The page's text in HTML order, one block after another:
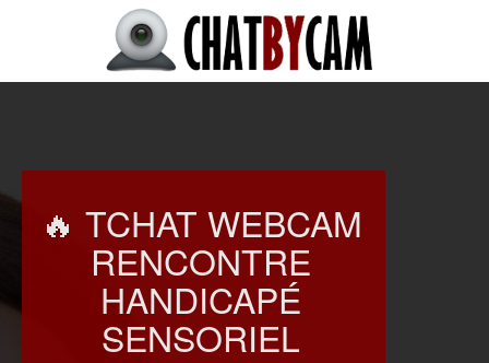
🔥 TCHAT WEBCAM
RENCONTRE
HANDICAPÉ
SENSORIEL